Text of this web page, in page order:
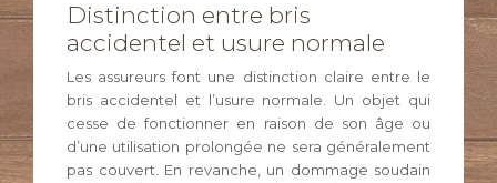
Distinction entre bris
accidentel et usure normale
Les assureurs font une distinction claire entre le
bris accidentel et l’usure normale. Un objet qui
cesse de fonctionner en raison de son âge ou
d’une utilisation prolongée ne sera généralement
pas couvert. En revanche, un dommage soudain